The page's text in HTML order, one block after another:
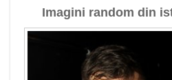
Imagini random din